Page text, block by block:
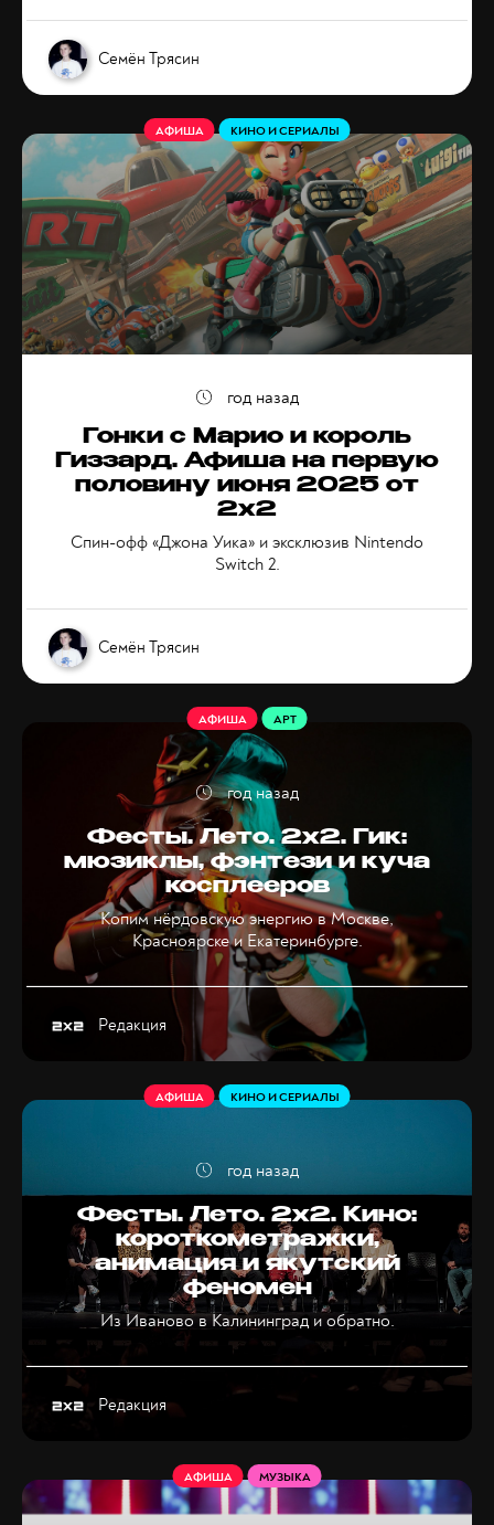
Семён Трясин
Гонки с Марио и король
Гиззард. Афиша на первую
половину июня 2025 от
2x2
Спин-офф «Джона Уика» и эксклюзив Nintendo
Switch 2.
АФИША КИНО И СЕРИАЛЫ
Семён Трясин
год назад
Фесты. Лето. 2х2. Гик:
мюзиклы, фэнтези и куча
косплееров
Копим нёрдовскую энергию в Москве,
Красноярске и Екатеринбурге.
АФИША АРТ
Редакция
год назад
Фесты. Лето. 2х2. Кино:
короткометражки,
анимация и якутский
феномен
Из Иваново в Калининград и обратно.
АФИША КИНО И СЕРИАЛЫ
Редакция
год назад
АФИША МУЗЫКА